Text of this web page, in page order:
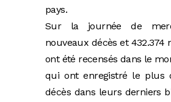
pays.
Sur la journée de
nouveaux décès et 432.374
ont été recensés dans le
qui ont enregistré le plus
décès dans leurs derniers